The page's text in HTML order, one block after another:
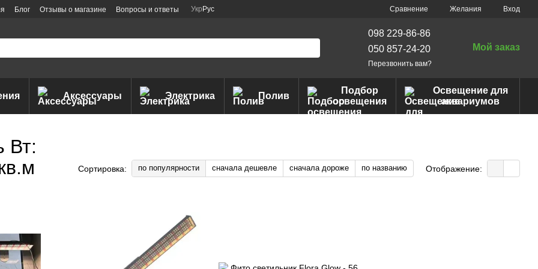
Блог Отзывы о магазине Вопросы и ответы Укр Рус Сравнение Желания Вход
098 229-86-86
050 857-24-20
Перезвонить вам?
Мой заказ
Аксессуары Электрика Полив
Подбор
освещения
Освещение для
аквариумов
Вт:
Сортировка: по популярности сначала дешевле сначала дороже по названию Отображение: